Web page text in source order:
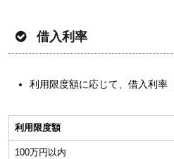
借入利率
利用限度額に応じて、借入利率
利用限度額
100万円以内